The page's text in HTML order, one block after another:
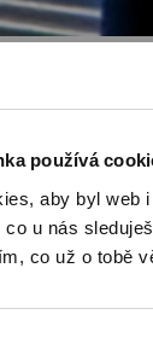
používá
aby byl web
u nás
co už o tobě
/ Televizní